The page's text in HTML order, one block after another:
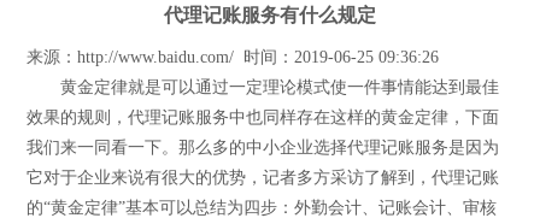
代理记账服务有什么规定
来源：http://www.baidu.com/ 时间：2019-06-25 09:36:26
黄金定律就是可以通过一定理论模式使一件事情能达到最佳
效果的规则，代理记账服务中也同样存在这样的黄金定律，下面
我们来一同看一下。那么多的中小企业选择代理记账服务是因为
它对于企业来说有很大的优势，记者多方采访了解到，代理记账
的“黄金定律”基本可以总结为四步：外勤会计、记账会计、审核